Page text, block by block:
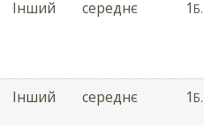
Інший середнє 1Б.
Інший середнє 1Б.